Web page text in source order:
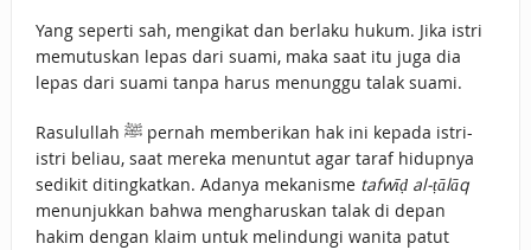
Yang seperti sah, mengikat dan berlaku hukum. Jika istri
memutuskan lepas dari suami, maka saat itu juga dia
lepas dari suami tanpa harus menunggu talak suami.
Rasulullah ﷺ pernah memberikan hak ini kepada istri-
istri beliau, saat mereka menuntut agar taraf hidupnya
sedikit ditingkatkan. Adanya mekanisme tafwīḍ al-ṭālāq
menunjukkan bahwa mengharuskan talak di depan
hakim dengan klaim untuk melindungi wanita patut